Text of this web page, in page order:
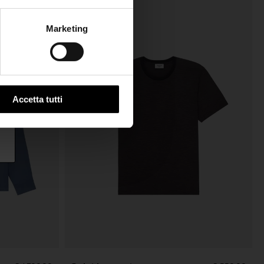
Marketing
Accetta tutti